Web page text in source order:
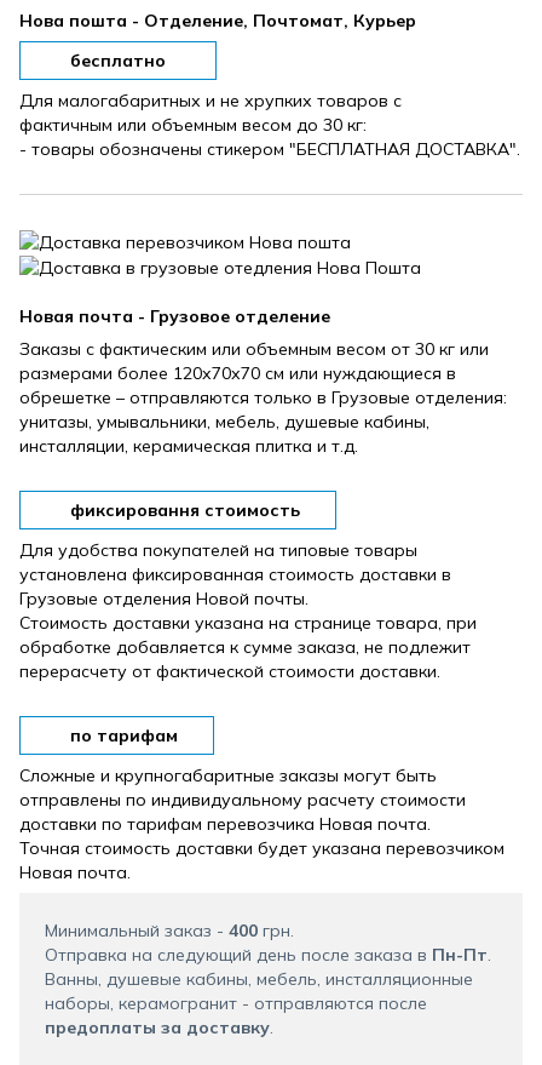
Нова пошта - Отделение, Почтомат, Курьер
бесплатно
Для малогабаритных и не хрупких товаров с
фактичным или объемным весом до 30 кг:
- товары обозначены стикером "БЕСПЛАТНАЯ ДОСТАВКА".
Новая почта - Грузовое отделение
Заказы с фактическим или объемным весом от 30 кг или
размерами более 120х70х70 см или нуждающиеся в
обрешетке – отправляются только в Грузовые отделения:
унитазы, умывальники, мебель, душевые кабины,
инсталляции, керамическая плитка и т.д.
фиксировання стоимость
Для удобства покупателей на типовые товары
установлена ​​фиксированная стоимость доставки в
Грузовые отделения Новой почты.
Стоимость доставки указана на странице товара, при
обработке добавляется к сумме заказа, не подлежит
перерасчету от фактической стоимости доставки.
по тарифам
Сложные и крупногабаритные заказы могут быть
отправлены по индивидуальному расчету стоимости
доставки по тарифам перевозчика Новая почта.
Точная стоимость доставки будет указана перевозчиком
Новая почта.
Минимальный заказ - 400 грн.
Отправка на следующий день после заказа в Пн-Пт.
Ванны, душевые кабины, мебель, инсталляционные
наборы, керамогранит - отправляются после
предоплаты за доставку.